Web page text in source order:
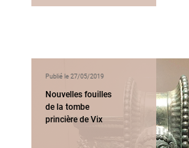
Publié le 27/05/2019
Nouvelles fouilles
de la tombe
princière de Vix